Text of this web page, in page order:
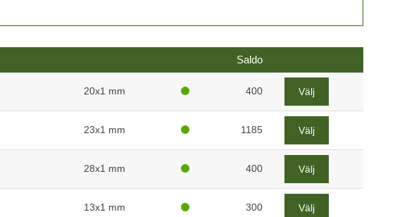
Saldo
20x1 mm 400 Välj
23x1 mm 1185 Välj
28x1 mm 400 Välj
13x1 mm 300 Välj